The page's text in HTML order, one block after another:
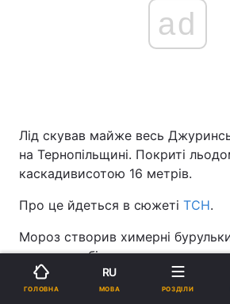
ad
Лід скував майже весь
на Тернопільщині. Покриті
каскадивисотою 16 метрів.
Про це йдеться в сюжеті ТСН.
Мороз створив химерні
вода, яка збігала з шаленою
завмерла в дивних формах.
ще намагаються вирватися
ГОЛОВНА
RU
МОВА РОЗДІЛИ